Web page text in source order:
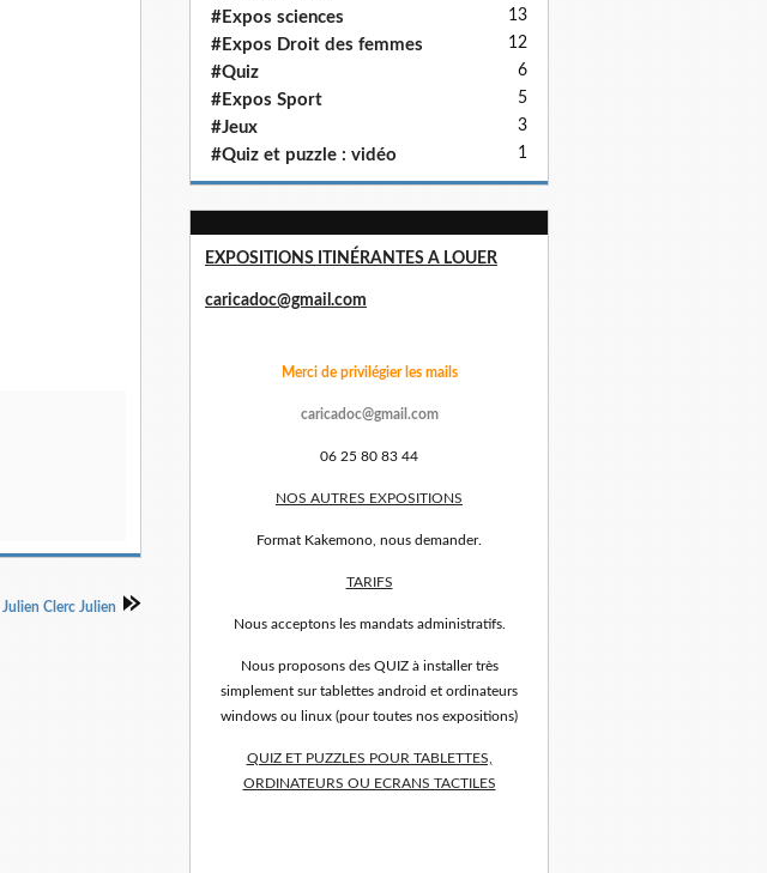
Julien Clerc Julien
#Expos sciences 13
#Expos Droit des femmes 12
#Quiz 6
#Expos Sport 5
#Jeux 3
#Quiz et puzzle : vidéo 1
EXPOSITIONS ITINÉRANTES A LOUER
caricadoc@gmail.com
Merci de privilégier les mails
caricadoc@gmail.com
06 25 80 83 44
NOS AUTRES EXPOSITIONS
Format Kakemono, nous demander.
TARIFS
Nous acceptons les mandats administratifs.
Nous proposons des QUIZ à installer très
simplement sur tablettes android et ordinateurs
windows ou linux (pour toutes nos expositions)
QUIZ ET PUZZLES POUR TABLETTES,
ORDINATEURS OU ECRANS TACTILES